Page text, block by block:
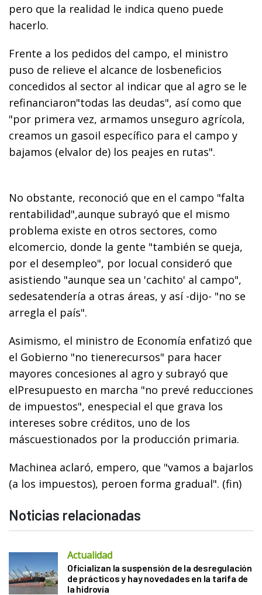
pero que la realidad le indica queno puede
hacerlo.
Frente a los pedidos del campo, el ministro
puso de relieve el alcance de losbeneficios
concedidos al sector al indicar que al agro se le
refinanciaron"todas las deudas", así como que
"por primera vez, armamos unseguro agrícola,
creamos un gasoil específico para el campo y
bajamos (elvalor de) los peajes en rutas".
No obstante, reconoció que en el campo "falta
rentabilidad",aunque subrayó que el mismo
problema existe en otros sectores, como
elcomercio, donde la gente "también se queja,
por el desempleo", por locual consideró que
asistiendo "aunque sea un 'cachito' al campo",
sedesatendería a otras áreas, y así -dijo- "no se
arregla el país".
Asimismo, el ministro de Economía enfatizó que
el Gobierno "no tienerecursos" para hacer
mayores concesiones al agro y subrayó que
elPresupuesto en marcha "no prevé reducciones
de impuestos", enespecial el que grava los
intereses sobre créditos, uno de los
máscuestionados por la producción primaria.
Machinea aclaró, empero, que "vamos a bajarlos
(a los impuestos), peroen forma gradual". (fin)
Noticias relacionadas
Actualidad
Oficializan la suspensión de la desregulación
de prácticos y hay novedades en la tarifa de
la hidrovía